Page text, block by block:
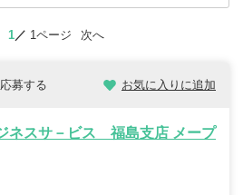
1 1ページ 次へ
募する お気に入りに追加
ネスサ－ビス 福島支店 メープ